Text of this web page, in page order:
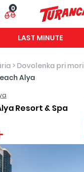
0
LAST MINUTE
> Dovolenka pri mori
Alya
Resort & Spa